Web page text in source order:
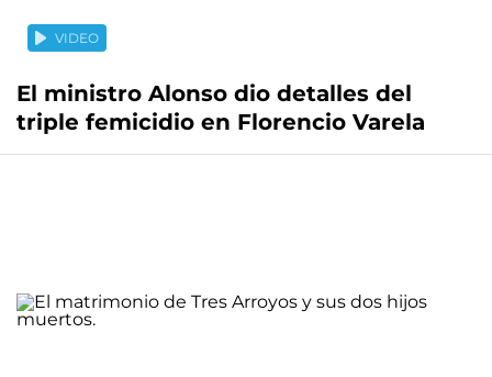
VIDEO
El ministro Alonso dio detalles del
triple femicidio en Florencio Varela